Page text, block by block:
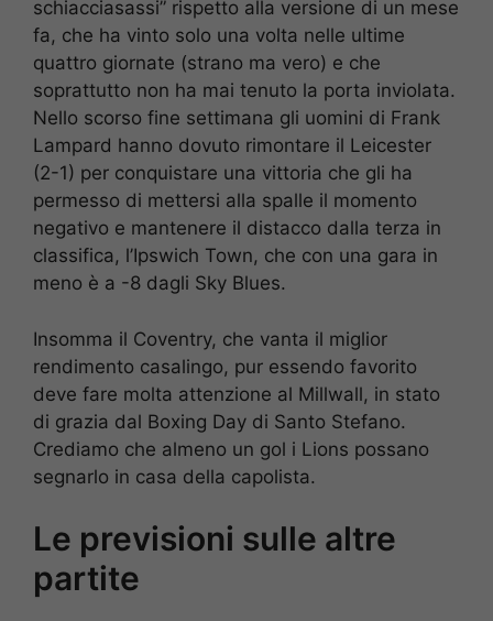
schiacciasassi” rispetto alla versione di un mese
fa, che ha vinto solo una volta nelle ultime
quattro giornate (strano ma vero) e che
soprattutto non ha mai tenuto la porta inviolata.
Nello scorso fine settimana gli uomini di Frank
Lampard hanno dovuto rimontare il Leicester
(2-1) per conquistare una vittoria che gli ha
permesso di mettersi alla spalle il momento
negativo e mantenere il distacco dalla terza in
classifica, l’Ipswich Town, che con una gara in
meno è a -8 dagli Sky Blues.
Insomma il Coventry, che vanta il miglior
rendimento casalingo, pur essendo favorito
deve fare molta attenzione al Millwall, in stato
di grazia dal Boxing Day di Santo Stefano.
Crediamo che almeno un gol i Lions possano
segnarlo in casa della capolista.
Le previsioni sulle altre
partite